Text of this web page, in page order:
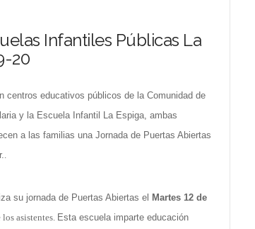
Infantiles Públicas La
20
centros educativos públicos de la Comunidad de
y la Escuela Infantil La Espiga, ambas
a las familias una Jornada de Puertas Abiertas
su jornada de Puertas Abiertas el
Martes 12 de
asistentes. Esta escuela imparte educación